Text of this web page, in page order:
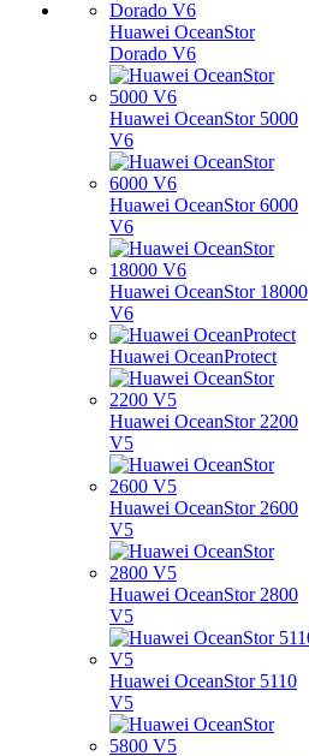
Huawei OceanStor
Dorado V6
Huawei OceanStor 5000
V6
Huawei OceanStor 6000
V6
Huawei OceanStor 18000
V6
Huawei OceanProtect
Huawei OceanStor 2200
V5
Huawei OceanStor 2600
V5
Huawei OceanStor 2800
V5
Huawei OceanStor 5110
V5